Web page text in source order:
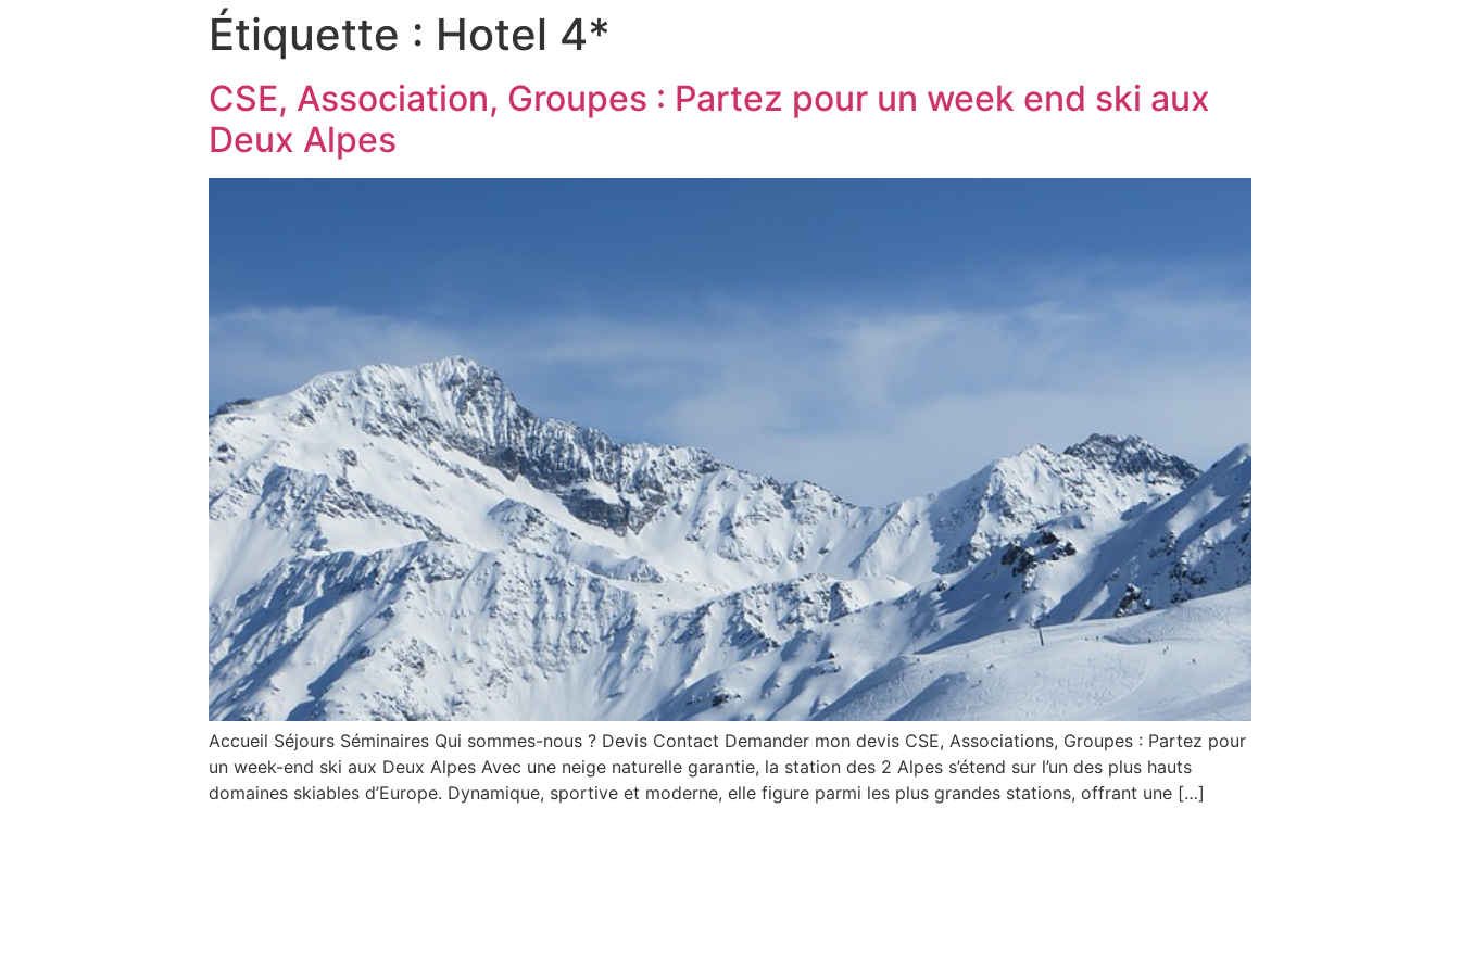
Étiquette : Hotel 4*
CSE, Association, Groupes : Partez pour un week end ski aux
Deux Alpes
Accueil Séjours Séminaires Qui sommes-nous ? Devis Contact Demander mon devis CSE, Associations, Groupes : Partez pour
un week-end ski aux Deux Alpes Avec une neige naturelle garantie, la station des 2 Alpes s’étend sur l’un des plus hauts
domaines skiables d’Europe. Dynamique, sportive et moderne, elle figure parmi les plus grandes stations, offrant une […]